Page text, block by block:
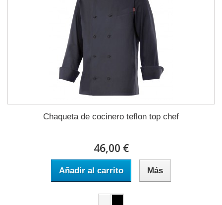
Chaqueta de cocinero teflon top chef
46,00 €
Añadir al carrito Más